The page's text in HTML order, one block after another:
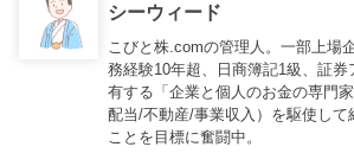
シーウィード
こびと株.comの管理人。一部上場
務経験10年超、日商簿記1級、証
有する「企業と個人のお金の専門
配当/不動産/事業収入）を駆使して
ことを目標に奮闘中。